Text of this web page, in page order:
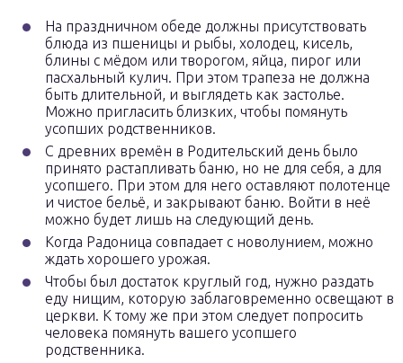
На праздничном обеде должны присутствовать
блюда из пшеницы и рыбы, холодец, кисель,
блины с мёдом или творогом, яйца, пирог или
пасхальный кулич. При этом трапеза не должна
быть длительной, и выглядеть как застолье.
Можно пригласить близких, чтобы помянуть
усопших родственников.
С древних времён в Родительский день было
принято растапливать баню, но не для себя, а для
усопшего. При этом для него оставляют полотенце
и чистое бельё, и закрывают баню. Войти в неё
можно будет лишь на следующий день.
Когда Радоница совпадает с новолунием, можно
ждать хорошего урожая.
Чтобы был достаток круглый год, нужно раздать
еду нищим, которую заблаговременно освещают в
церкви. К тому же при этом следует попросить
человека помянуть вашего усопшего
родственника.